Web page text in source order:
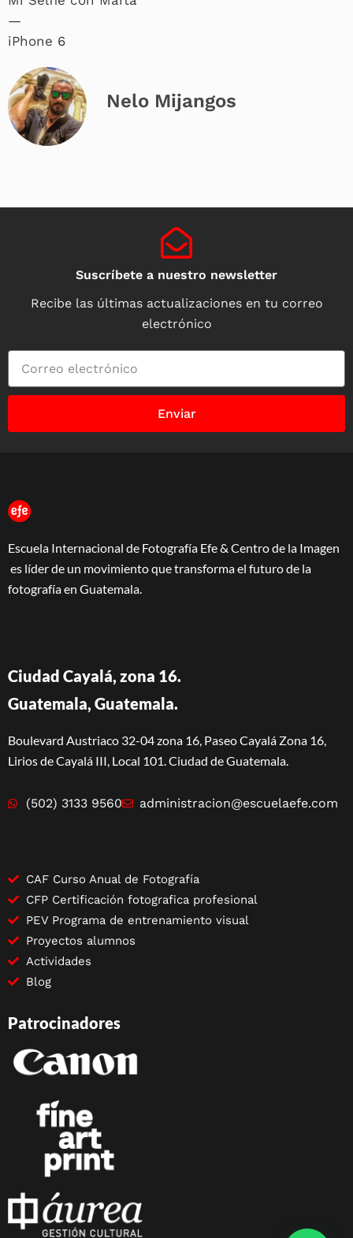
—
iPhone 6
Nelo Mijangos
Suscríbete a nuestro newsletter
Recibe las últimas actualizaciones en tu correo
electrónico
Enviar
Escuela Internacional de Fotografía Efe & Centro de la Imagen
es líder de un movimiento que transforma el futuro de la
fotografía en Guatemala.
Ciudad Cayalá, zona 16.
Guatemala, Guatemala.
Boulevard Austriaco 32-04 zona 16, Paseo Cayalá Zona 16,
Lirios de Cayalá III, Local 101. Ciudad de Guatemala.
(502) 3133 9560 administracion@escuelaefe.com
CAF Curso Anual de Fotografía
CFP Certificación fotografica profesional
PEV Programa de entrenamiento visual
Proyectos alumnos
Actividades
Blog
Patrocinadores